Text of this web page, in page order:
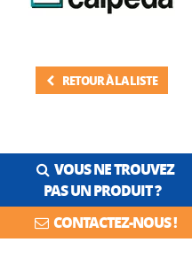
RETOUR À LA LISTE
VOUS NE TROUVEZ
PAS UN PRODUIT ?
CONTACTEZ-NOUS !